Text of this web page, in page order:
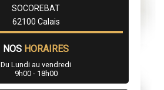
SOCOREBAT
62100 Calais
NOS HORAIRES
Du Lundi au vendredi
9h00 - 18h00